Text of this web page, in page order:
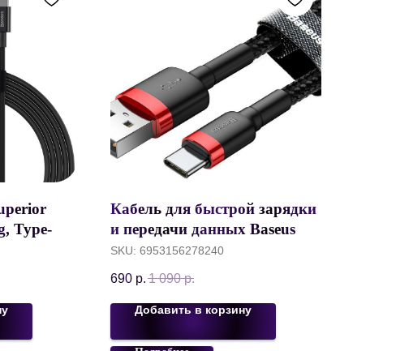
Type-C -
Кабель для быстрой зарядки
и передачи данных Baseus
Cafule Series, USB to Type-C,
2A, 2 метра,
Черный+Красный, CATKLF-
C91
SKU: 6953156278240
690 р. 1 090 р.
Добавить в корзину